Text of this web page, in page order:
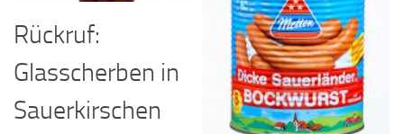
Rückruf:
Glasscherben in
Sauerkirschen